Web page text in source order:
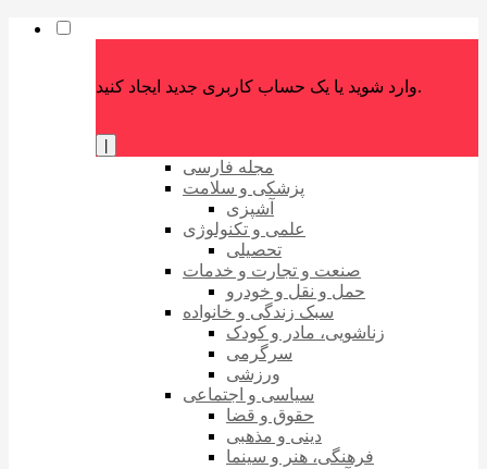
وارد شوید یا یک حساب کاربری جدید ایجاد کنید.
مجله فارسی
پزشکی و سلامت
آشپزی
علمی و تکنولوژی
تحصیلی
صنعت و تجارت و خدمات
حمل و نقل و خودرو
سبک زندگی و خانواده
زناشویی، مادر و کودک
سرگرمی
ورزشی
سیاسی و اجتماعی
حقوق و قضا
دینی و مذهبی
فرهنگی، هنر و سینما